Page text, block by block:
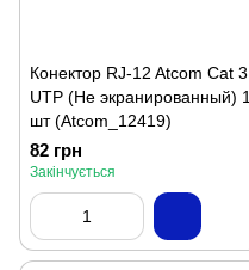
Конектор RJ-12 Atcom Cat 3
UTP (Не экранированный) 1
шт (Atcom_12419)
82 грн
Закінчується